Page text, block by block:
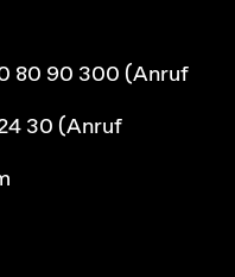
80 90 300 (Anruf
30 (Anruf